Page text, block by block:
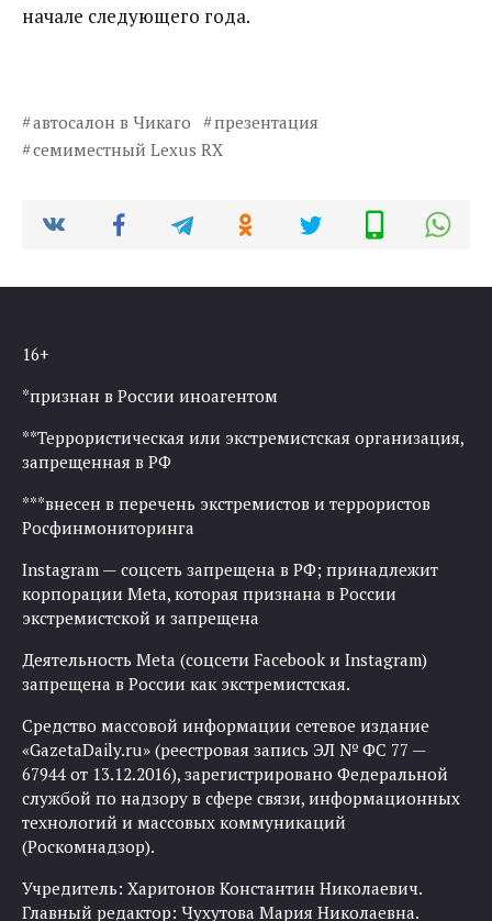
начале следующего года.
автосалон в Чикаго
презентация
семиместный Lexus RX
16+
*признан в России иноагентом
**Террористическая или экстремистская организация,
запрещенная в РФ
***внесен в перечень экстремистов и террористов
Росфинмониторинга
Instagram — соцсеть запрещена в РФ; принадлежит
корпорации Meta, которая признана в России
экстремистской и запрещена
Деятельность Meta (соцсети Facebook и Instagram)
запрещена в России как экстремистская.
Средство массовой информации сетевое издание
«GazetaDaily.ru» (реестровая запись ЭЛ № ФС 77 —
67944 от 13.12.2016), зарегистрировано Федеральной
службой по надзору в сфере связи, информационных
технологий и массовых коммуникаций
(Роскомнадзор).
Учредитель: Харитонов Константин Николаевич.
Главный редактор: Чухутова Мария Николаевна.